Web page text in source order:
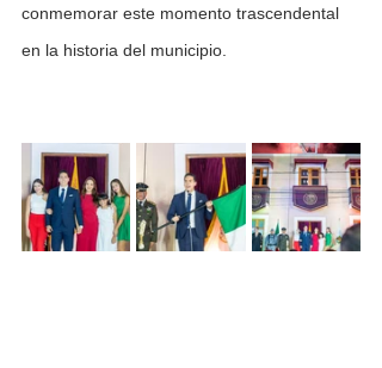
conmemorar este momento trascendental
en la historia del municipio.